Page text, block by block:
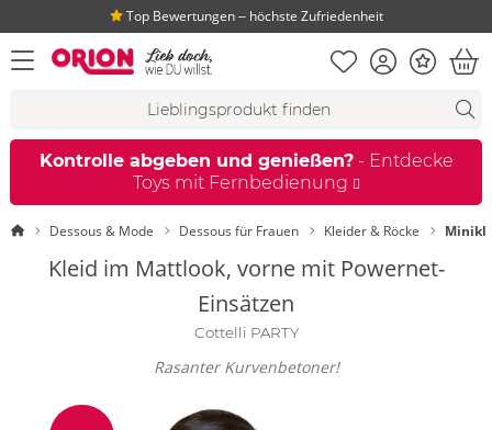
Top Bewertungen ‒ höchste Zufriedenheit
Menü öffnen Merkliste
KontoBonus
Kontrolle abgeben und genießen?- Entdecke
Toys mit Fernbedienung
StartseiteDessous & Mode Dessous für Frauen Kleider & Röcke
Kleid im Mattlook, vorne mit Powernet-
Einsätzen
Cottelli PARTY
Rasanter Kurvenbetoner!